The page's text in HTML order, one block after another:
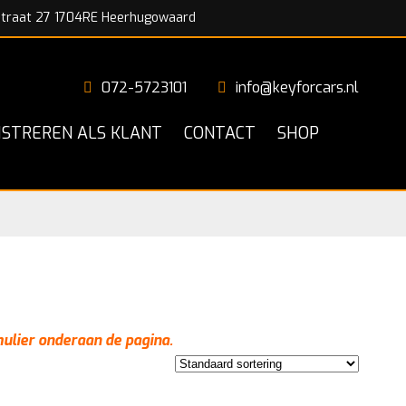
27 1704RE Heerhugowaard
072-5723101 info@keyforcars.nl
ALS KLANT CONTACT SHOP
onderaan de pagina.